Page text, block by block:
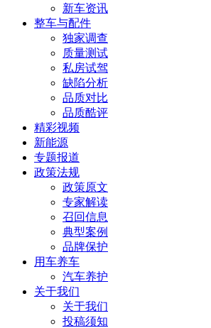
新车资讯
整车与配件
独家调查
质量测试
私房试驾
缺陷分析
品质对比
品质酷评
精彩视频
新能源
专题报道
政策法规
政策原文
专家解读
召回信息
典型案例
品牌保护
用车养车
汽车养护
关于我们
关于我们
投稿须知